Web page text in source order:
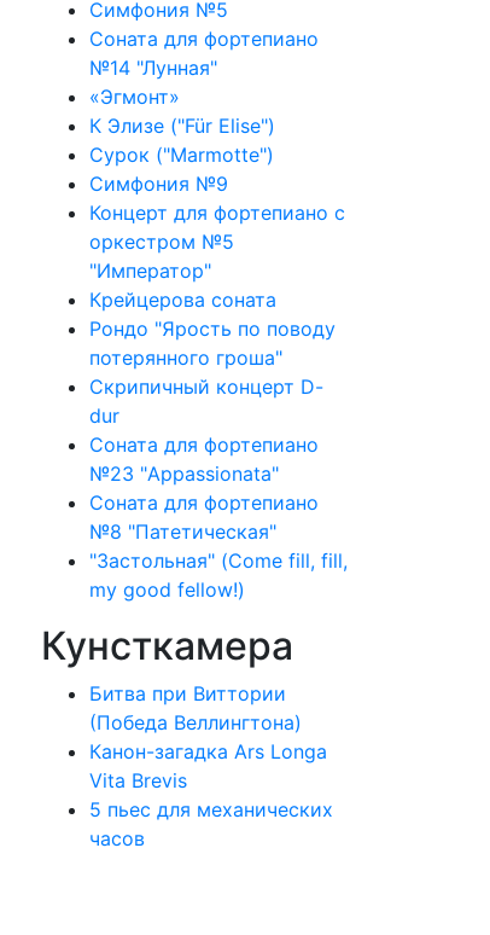
Симфония №5
Соната для фортепиано
№14 "Лунная"
«Эгмонт»
К Элизе ("Für Elise")
Сурок ("Marmotte")
Симфония №9
Концерт для фортепиано с
оркестром №5
"Император"
Крейцерова соната
Рондо "Ярость по поводу
потерянного гроша"
Скрипичный концерт D-
dur
Соната для фортепиано
№23 "Appassionata"
Соната для фортепиано
№8 "Патетическая"
"Застольная" (Come fill, fill,
my good fellow!)
Кунсткамера
Битва при Виттории
(Победа Веллингтона)
Канон-загадка Ars Longa
Vita Brevis
5 пьес для механических
часов